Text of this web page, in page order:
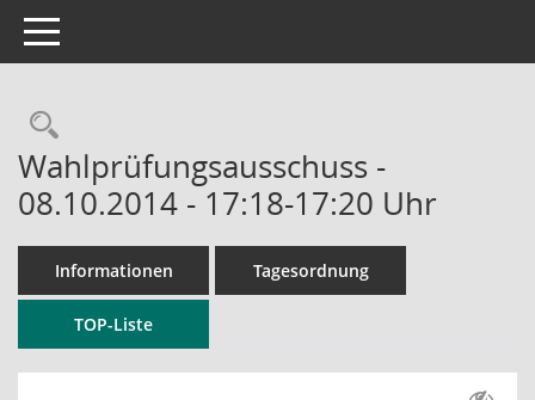
Toggle navigation
Rechercheauswahl
Wahlprüfungsausschuss -
08.10.2014 - 17:18-17:20 Uhr
Informationen Tagesordnung
TOP-Liste